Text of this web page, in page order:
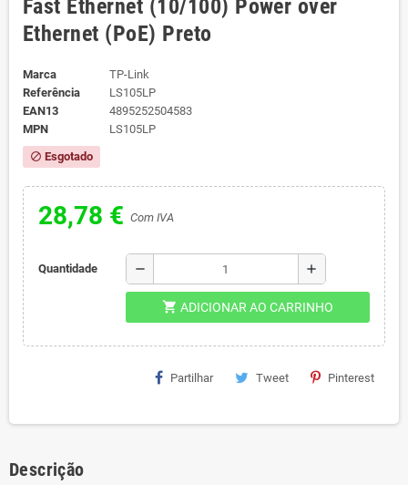
Fast Ethernet (10/100) Power over
Ethernet (PoE) Preto
Marca
TP-Link
Referência
LS105LP
EAN13
4895252504583
MPN
LS105LP
block Esgotado
28,78 € Com IVA
Quantidade remove add
shopping_cart ADICIONAR AO CARRINHO
Partilhar Tweet Pinterest
Descrição